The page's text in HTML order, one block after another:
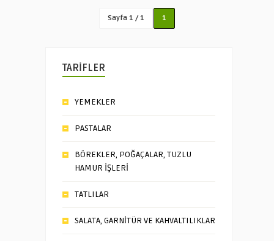
Sayfa 1 / 1 1
TARİFLER
YEMEKLER
PASTALAR
BÖREKLER, POĞAÇALAR, TUZLU
HAMUR İŞLERİ
TATLILAR
SALATA, GARNİTÜR VE KAHVALTILIKLAR